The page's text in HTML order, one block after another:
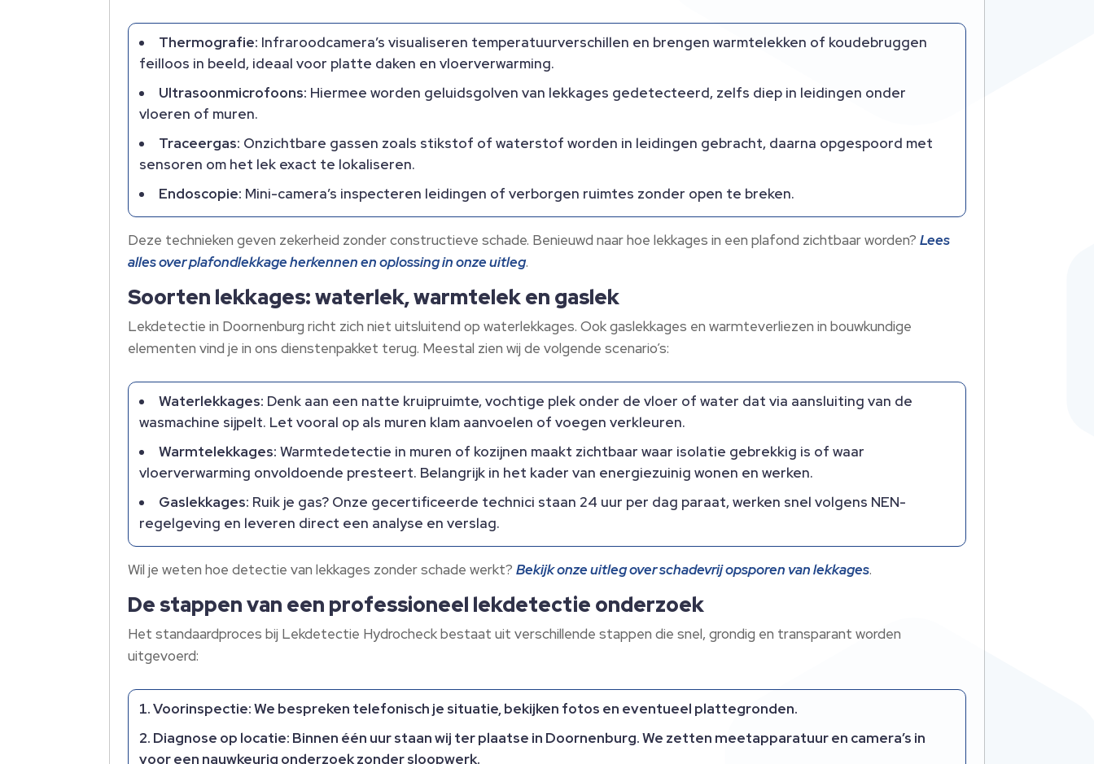
Thermografie: Infraroodcamera’s visualiseren temperatuurverschillen en brengen warmtelekken of koudebruggen
feilloos in beeld, ideaal voor platte daken en vloerverwarming.​
Ultrasoonmicrofoons: Hiermee worden geluidsgolven van lekkages gedetecteerd, zelfs diep in leidingen onder
vloeren of muren.​
Traceergas: Onzichtbare gassen zoals stikstof of waterstof worden in leidingen gebracht, daarna opgespoord met
sensoren om het lek exact te lokaliseren.​
Endoscopie: Mini-camera’s inspecteren leidingen of verborgen ruimtes zonder open te breken.​
Deze technieken geven zekerheid zonder constructieve schade.​ Benieuwd naar hoe lekkages in een plafond zichtbaar worden?Lees
alles over plafondlekkage herkennen en oplossing in onze uitleg.​
Soorten lekkages: waterlek, warmtelek en gaslek
Lekdetectie in Doornenburg richt zich niet uitsluitend op waterlekkages.​ Ook gaslekkages en warmteverliezen in bouwkundige
elementen vind je in ons dienstenpakket terug.​ Meestal zien wij de volgende scenario’s:
Waterlekkages: Denk aan een natte kruipruimte, vochtige plek onder de vloer of water dat via aansluiting van de
wasmachine sijpelt.​ Let vooral op als muren klam aanvoelen of voegen verkleuren.​
Warmtelekkages: Warmtedetectie in muren of kozijnen maakt zichtbaar waar isolatie gebrekkig is of waar
vloerverwarming onvoldoende presteert.​ Belangrijk in het kader van energiezuinig wonen en werken.​
Gaslekkages: Ruik je gas? Onze gecertificeerde technici staan 24 uur per dag paraat, werken snel volgens NEN-
regelgeving en leveren direct een analyse en verslag.​
Wil je weten hoe detectie van lekkages zonder schade werkt?Bekijk onze uitleg over schadevrij opsporen van lekkages.​
De stappen van een professioneel lekdetectie onderzoek
Het standaardproces bij Lekdetectie Hydrocheck bestaat uit verschillende stappen die snel, grondig en transparant worden
uitgevoerd:
Voorinspectie:We bespreken telefonisch je situatie, bekijken fotos en eventueel plattegronden.​
Diagnose op locatie: Binnen één uur staan wij ter plaatse in Doornenburg.​ We zetten meetapparatuur en camera’s in
voor een nauwkeurig onderzoek zonder sloopwerk.​